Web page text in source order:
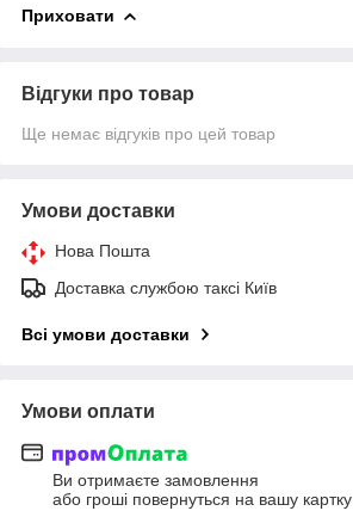
Приховати
Відгуки про товар
Ще немає відгуків про цей товар
Умови доставки
Нова Пошта
Доставка службою таксі Київ
Всі умови доставки
Умови оплати
Ви отримаєте замовлення
або гроші повернуться на вашу картку